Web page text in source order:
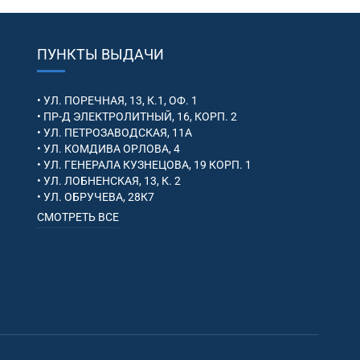
ПУНКТЫ ВЫДАЧИ
• УЛ. ПОРЕЧНАЯ, 13, К.1, ОФ. 1
• ПР-Д ЭЛЕКТРОЛИТНЫЙ, 16, КОРП. 2
• УЛ. ПЕТРОЗАВОДСКАЯ, 11А
• УЛ. КОМДИВА ОРЛОВА, 4
• УЛ. ГЕНЕРАЛА КУЗНЕЦОВА, 19 КОРП. 1
• УЛ. ЛОБНЕНСКАЯ, 13, К. 2
• УЛ. ОБРУЧЕВА, 28К7
СМОТРЕТЬ ВСЕ